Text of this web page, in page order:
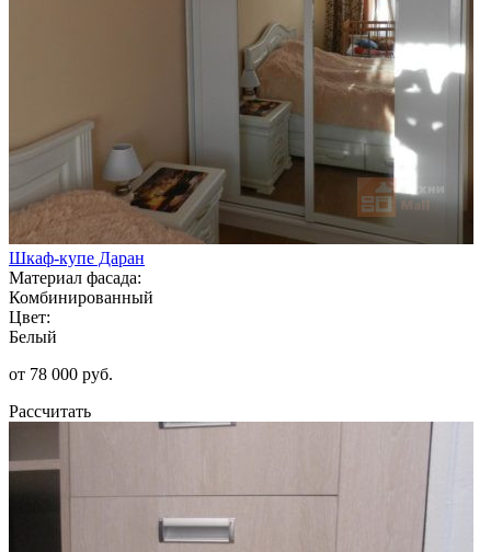
Шкаф-купе Даран
Материал фасада:
Комбинированный
Цвет:
Белый
от 78 000 руб.
Рассчитать